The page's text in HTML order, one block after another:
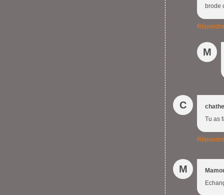
brode
Répondre
M
C
Tu as
Répondre
M